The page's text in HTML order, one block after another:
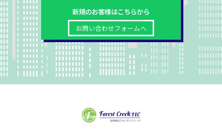
新規のお客様はこちらから
お問い合わせフォームへ